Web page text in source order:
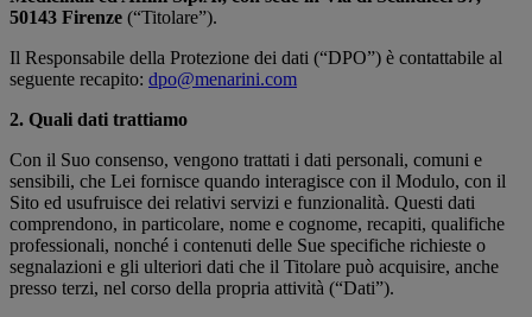
50143 Firenze (“Titolare”).
Il Responsabile della Protezione dei dati (“DPO”) è contattabile al
seguente recapito: dpo@menarini.com
2. Quali dati trattiamo
Con il Suo consenso, vengono trattati i dati personali, comuni e
sensibili, che Lei fornisce quando interagisce con il Modulo, con il
Sito ed usufruisce dei relativi servizi e funzionalità. Questi dati
comprendono, in particolare, nome e cognome, recapiti, qualifiche
professionali, nonché i contenuti delle Sue specifiche richieste o
segnalazioni e gli ulteriori dati che il Titolare può acquisire, anche
presso terzi, nel corso della propria attività (“Dati”).